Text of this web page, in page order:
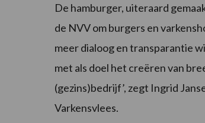
De hamburger, uiteraard
de NVV om burgers en
meer dialoog en transparantie
met als doel het creëren van
(gezins)bedrijf’, zegt Ingrid
Varkensvlees.